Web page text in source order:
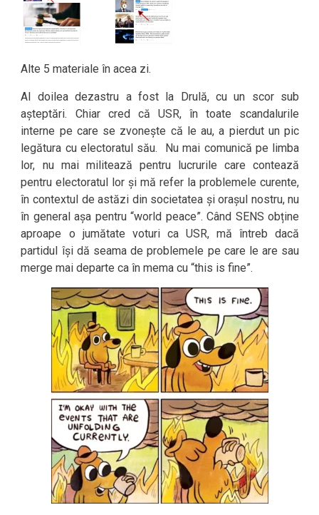
Alte 5 materiale în acea zi.
Al doilea dezastru a fost la Drulă, cu un scor sub
așteptări. Chiar cred că USR, în toate scandalurile
interne pe care se zvonește că le au, a pierdut un pic
legătura cu electoratul său. Nu mai comunică pe limba
lor, nu mai militează pentru lucrurile care contează
pentru electoratul lor și mă refer la problemele curente,
în contextul de astăzi din societatea și orașul nostru, nu
în general așa pentru “world peace”. Când SENS obține
aproape o jumătate voturi ca USR, mă întreb dacă
partidul își dă seama de problemele pe care le are sau
merge mai departe ca în mema cu “this is fine”.